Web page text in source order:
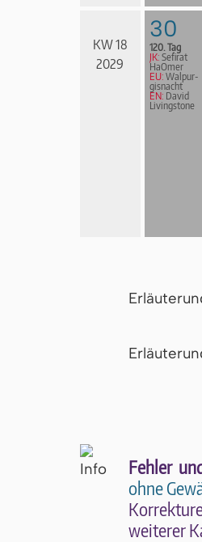
KW 18
2029
30
120. Tag
JK: Sefirat
HaOmer
EU: Wal­pur­
gis­nacht
EN: David
Livingstone
Fehler
ohne
wei­te­rer